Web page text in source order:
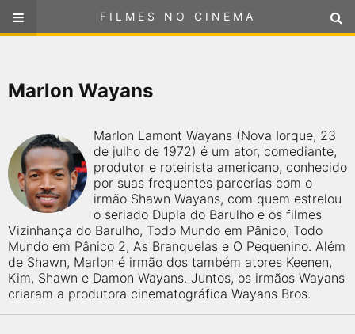
FILMES NO CINEMA
selecione sua localização
Marlon Wayans
Marlon Lamont Wayans (Nova Iorque, 23
de julho de 1972) é um ator, comediante,
produtor e roteirista americano, conhecido
por suas frequentes parcerias com o
irmão Shawn Wayans, com quem estrelou
o seriado Dupla do Barulho e os filmes
Vizinhança do Barulho, Todo Mundo em Pânico, Todo
Mundo em Pânico 2, As Branquelas e O Pequenino. Além
de Shawn, Marlon é irmão dos também atores Keenen,
Kim, Shawn e Damon Wayans. Juntos, os irmãos Wayans
criaram a produtora cinematográfica Wayans Bros.
FILMES NO CINEMA
FILMES EM CARTAZ
PRÓXIMOS LANÇAMENTOS
GÊNEROS
NOTÍCIAS
PÁGINA INICIAL
FilmesNoCinema.com.bré o maior localizador de filmes e